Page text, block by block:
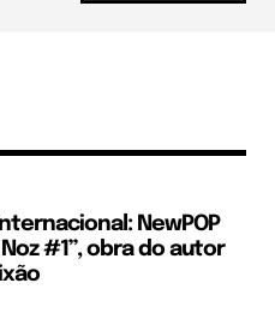
NewPOP
#1”, obra do autor